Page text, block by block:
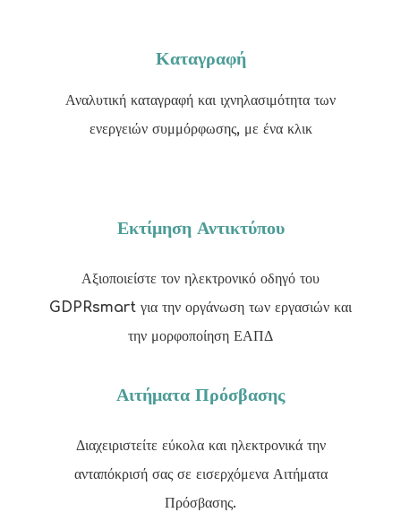
Καταγραφή
Αναλυτική καταγραφή και ιχνηλασιμότητα των
ενεργειών συμμόρφωσης, με ένα κλικ
Εκτίμηση Αντικτύπου
Αξιοποιείστε τον ηλεκτρονικό οδηγό του
GDPRsmart για την οργάνωση των εργασιών και
την μορφοποίηση ΕΑΠΔ
Αιτήματα Πρόσβασης
Διαχειριστείτε εύκολα και ηλεκτρονικά την
ανταπόκρισή σας σε εισερχόμενα Αιτήματα
Πρόσβασης.